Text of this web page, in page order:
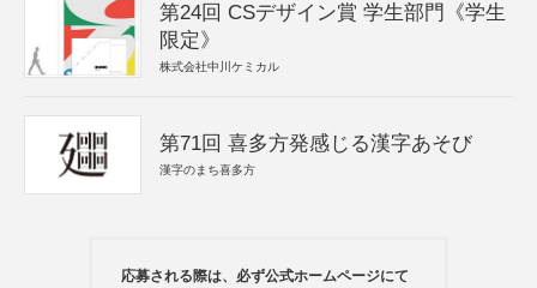
第24回 CSデザイン賞 学生部門《学生
限定》
株式会社中川ケミカル
第71回 喜多方発感じる漢字あそび
漢字のまち喜多方
応募される際は、必ず公式ホームページにて